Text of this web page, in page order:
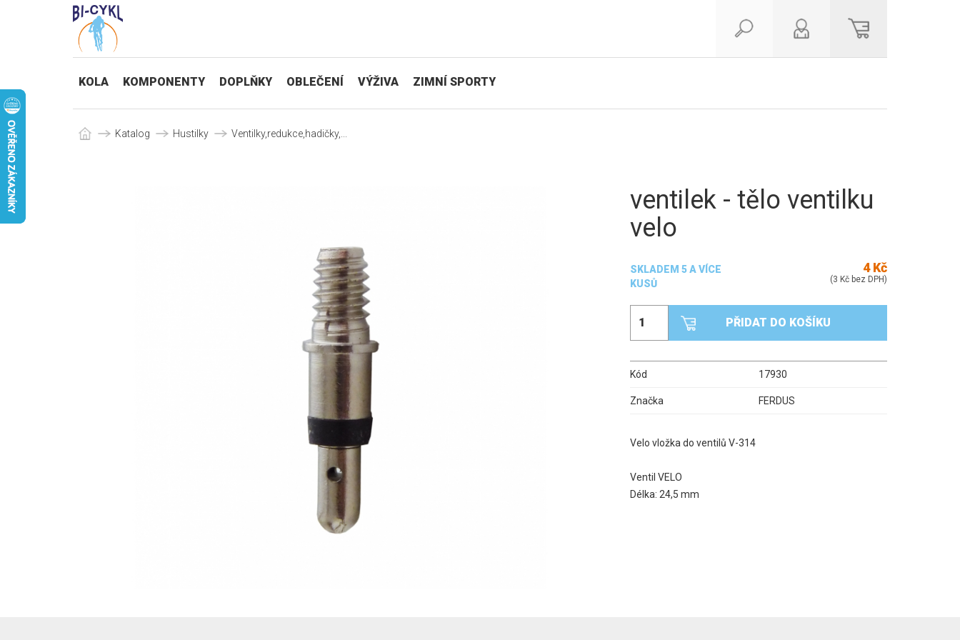
KOLA KOMPONENTY DOPLŇKY OBLEČENÍ VÝŽIVA ZIMNÍ SPORTY
Katalog Hustilky Ventilky,redukce,hadičky,...
ventilek - tělo ventilku
velo
SKLADEM 5 A VÍCE
KUSŮ
4 Kč
(3 Kč bez DPH)
PŘIDAT DO KOŠÍKU
Kód 17930
Značka FERDUS
Velo vložka do ventilů V-314
Ventil VELO
Délka: 24,5 mm